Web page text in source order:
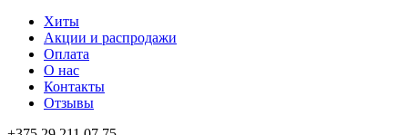
Хиты
Акции и распродажи
Оплата
О нас
Контакты
Отзывы